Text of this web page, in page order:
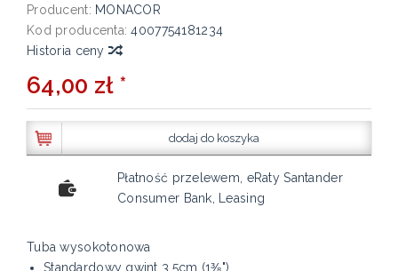
Producent: MONACOR
Kod producenta: 4007754181234
Historia ceny
64,00 zł *
dodaj do koszyka
Płatność przelewem, eRaty Santander
Consumer Bank, Leasing
Tuba wysokotonowa
Standardowy gwint 3.5cm (1⅜")